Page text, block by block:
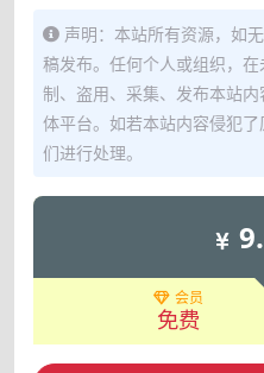
声明：本站所有资源，如
稿发布。任何个人或组织，
制、盗用、采集、发布本站
体平台。如若本站内容侵犯
们进行处理。
会员
免费